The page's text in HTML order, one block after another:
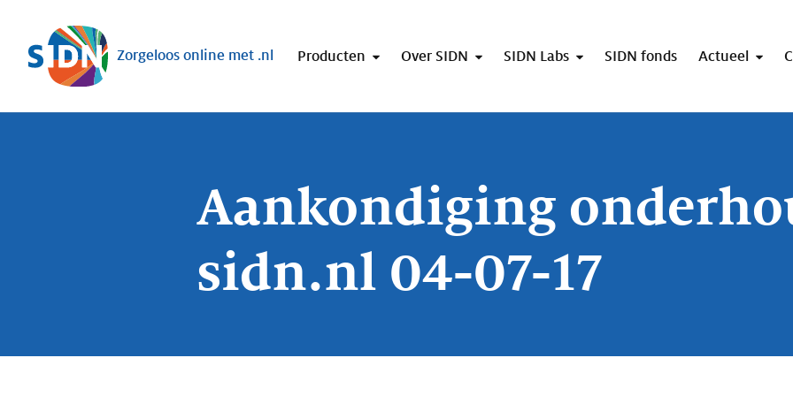
Sla navigatie over
Zorgeloos online met .nl Producten Over SIDN SIDN Labs SIDN fonds Actueel
Aankondiging
sidn.nl 04-07-17